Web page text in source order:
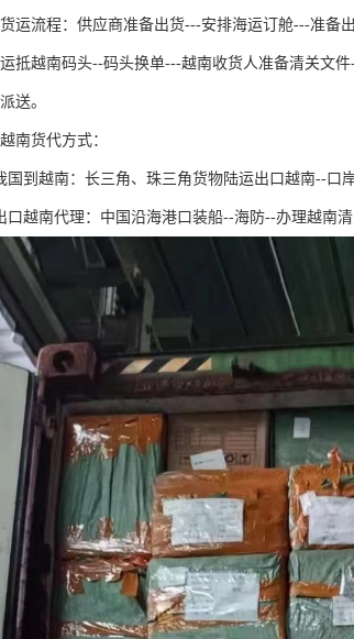
运流程：供应商准备出货---安排海运订舱---准备
抵越南码头--码头换单---越南收货人准备清关文
送。
南货代方式：
国到越南：长三角、珠三角货物陆运出口越南--口
口越南代理：中国沿海港口装船--海防--办理越南